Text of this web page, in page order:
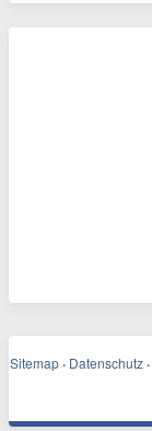
Sitemap · Datenschutz ·